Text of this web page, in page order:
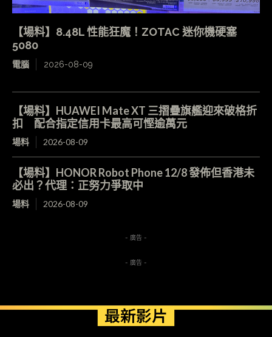
【場料】8.48L 性能狂魔！ZOTAC 迷你機硬塞
5080
電腦 2026-08-09
【場料】HUAWEI Mate XT 三摺疊旗艦迎來破格折
扣 配合指定信用卡最高可慳逾萬元
場料 2026-08-09
【場料】HONOR Robot Phone 12/8 發佈但香港未
必出？代理：正努力爭取中
場料 2026-08-09
- 廣告 -
- 廣告 -
最新影片